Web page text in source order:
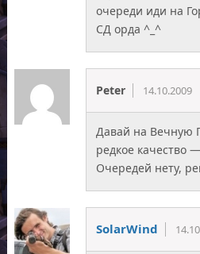
очереди иди на
СД орда ^_^
Peter 14.10.2009
Давай на Вечную
редкое качество
Очередей нету,
SolarWind